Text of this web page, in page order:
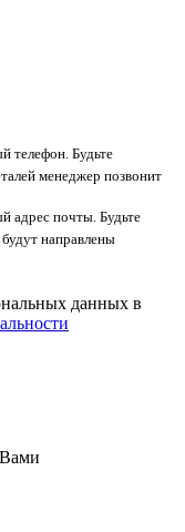
телефон. Будьте
менеджер позвонит
адрес почты. Будьте
направлены
данных в